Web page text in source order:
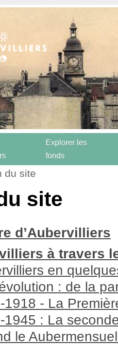
Explorer les
fonds
du site
site
d’Aubervilliers
à travers
en
: de la
1918 - La
1945 : La
le